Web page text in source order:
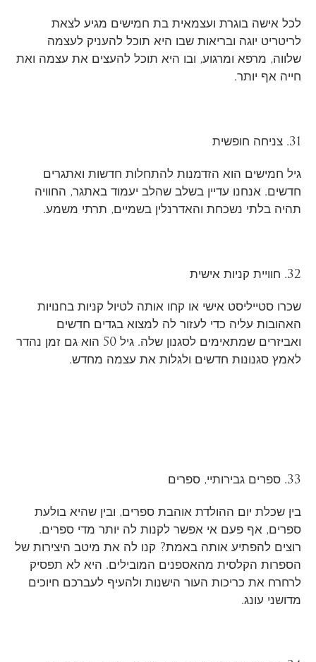
לכל אישה בוגרת ועצמאית בת חמישים מגיע לצאת
לריטריט יוגה ובריאות שבו היא תוכל להעניק לעצמה
שלווה, מרפא ומרגוע, ובו היא תוכל להעצים את עצמה ואת
חייה אף יותר.
31. צניחה חופשית
גיל חמישים הוא הזדמנות להתחלות חדשות ואתגרים
חדשים. אנחנו עדיין בשלב שהלב יעמוד באתגר, החוויה
תהיה בלתי נשכחת והאדרנלין בשמיים, תרתי משמע.
32. חוויית קניות אישית
שכרו סטייליסט אישי או קחו אותה לטיול קניות בחנויות
האהובות עליה כדי לעזור לה למצוא בגדים חדשים
ואביזרים שמתאימים לסגנון שלה. גיל 50 הוא גם זמן נהדר
לאמץ סגנונות חדשים ולגלות את עצמה מחדש.
33. ספרים גבירותיי, ספרים
בין שכלת יום ההולדת אוהבת ספרים, ובין שהיא בולעת
ספרים, אף פעם אי אפשר לקנות לה יותר מדי ספרים.
רוצים להפתיע אותה באמת? קנו לה את מיטב היצירות של
הספרות הקלסית מהאספנים המובילים. היא לא תפסיק
לרחרח את כריכות העור הישנות ולהעיף לעברכם חיוכים
מדושני עונג.